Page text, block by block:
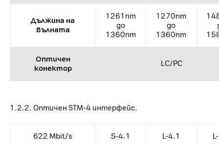
Дължина на
вълната
1261nm
до
1360nm
1270nm
до
1360nm
Оптичен
конектор
LC/PC
1.2.2. Оптичен STM-4 интерфейс.
622 Mbit/s S-4.1 L-4.1